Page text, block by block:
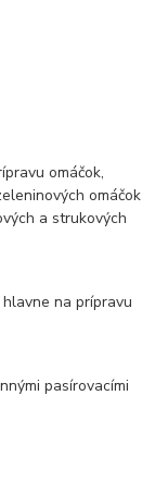
omáčok,
omáčok
a strukových
na prípravu
pasírovacími